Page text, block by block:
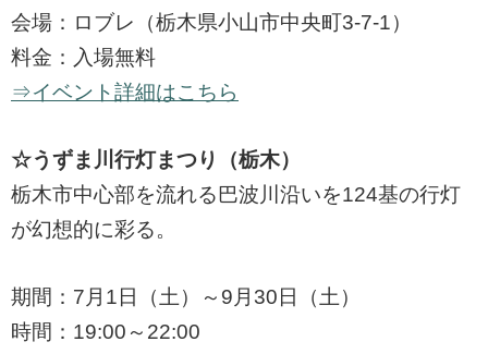
会場：ロブレ（栃木県小山市中央町3-7-1）
料金：入場無料
⇒イベント詳細はこちら
☆うずま川行灯まつり（栃木）
栃木市中心部を流れる巴波川沿いを124基の行灯
が幻想的に彩る。
期間：7月1日（土）～9月30日（土）
時間：19:00～22:00